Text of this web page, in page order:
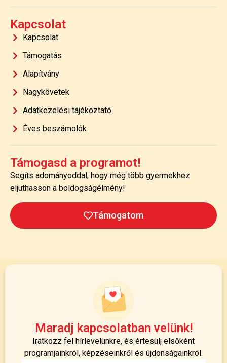
Kapcsolat
Kapcsolat
Támogatás
Alapítvány
Nagykövetek
Adatkezelési tájékoztató
Éves beszámolók
Támogasd a programot!
Segíts adományoddal, hogy még több gyermekhez
eljuthasson a boldogságélmény!
Támogatom
Maradj kapcsolatban velünk!
Iratkozz fel hírlevelünkre, és értesülj elsőként
programjainkról, képzéseinkről és újdonságainkról.